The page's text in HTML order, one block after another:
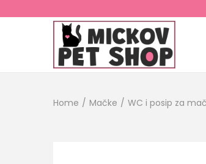
Home / Mačke / WC i posip za